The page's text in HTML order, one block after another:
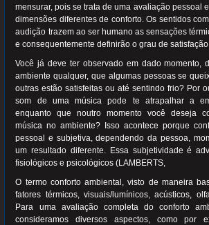
mensurar, pois se trata de uma avaliação pessoal
dimensões diferentes de conforto. Os sentidos
audição trazem ao ser humano as sensações
e consequentemente definirão o grau de
Você já deve ter observado em dado momento,
ambiente qualquer, que algumas pessoas se
outras estão satisfeitas ou até sentindo frio? Por
som de uma música pode te atrapalhar a
enquanto que noutro momento você deseja
música no ambiente? Isso acontece porque
pessoal e subjetiva, dependendo da pessoa,
um resultado diferente. Essa subjetividade é
fisiológicos e psicológicos (LAMBERTS,
O termo conforto ambiental, visto de maneira
fatores térmicos, visuais/lumínicos, acústicos,
Para uma avaliação completa do conforto
consideramos diversos aspectos, como por